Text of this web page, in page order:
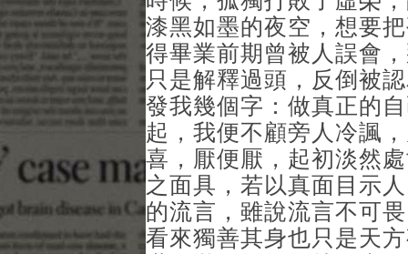
漆黑如墨的夜空，想要
得畢業前期曾被人誤會
只是解釋過頭，反倒被
發我幾個字：做真正的
起，我便不顧旁人冷諷
喜，厭便厭，起初淡然
之面具，若以真面目示
的流言，雖說流言不可
看來獨善其身也只是天